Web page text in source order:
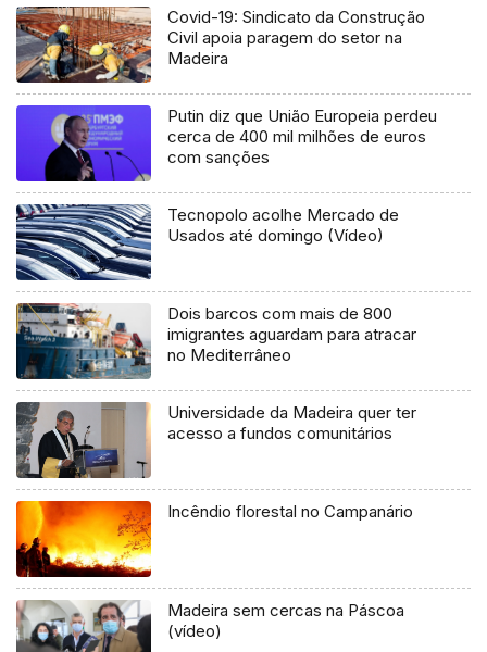
Covid-19: Sindicato da Construção
Civil apoia paragem do setor na
Madeira
Putin diz que União Europeia perdeu
cerca de 400 mil milhões de euros
com sanções
Tecnopolo acolhe Mercado de
Usados até domingo (Vídeo)
Dois barcos com mais de 800
imigrantes aguardam para atracar
no Mediterrâneo
Universidade da Madeira quer ter
acesso a fundos comunitários
Incêndio florestal no Campanário
Madeira sem cercas na Páscoa
(vídeo)